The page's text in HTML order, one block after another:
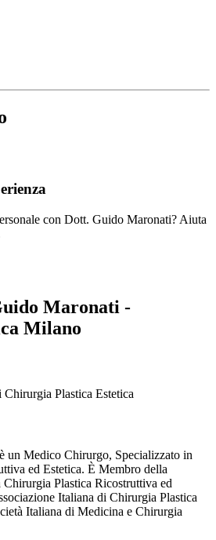
con Dott. Guido Maronati? Aiuta
Maronati -
Milano
è un Medico Chirurgo, Specializzato in
ed Estetica. È Membro della
Chirurgia Plastica Ricostruttiva ed
Italiana di Chirurgia Plastica
Italiana di Medicina e Chirurgia